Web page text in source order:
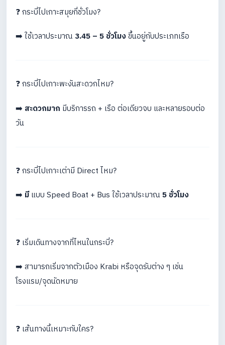
❓ กระบี่ไปเกาะสมุยกี่ชั่วโมง?
➡️ ใช้เวลาประมาณ 3.45 – 5 ชั่วโมงขึ้นอยู่กับประเภทเรือ
❓ กระบี่ไปเกาะพะงันสะดวกไหม?
➡️ สะดวกมาก มีบริการรถ + เรือ ต่อเดียวจบ และหลายรอบต่อ
วัน
❓ กระบี่ไปเกาะเต่ามี Direct ไหม?
➡️ มีแบบ Speed Boat + Bus ใช้เวลาประมาณ 5 ชั่วโมง
❓ เริ่มเดินทางจากที่ไหนในกระบี่?
➡️ สามารถเริ่มจากตัวเมือง Krabi หรือจุดรับต่าง ๆ เช่น
โรงแรม/จุดนัดหมาย
❓ เส้นทางนี้เหมาะกับใคร?